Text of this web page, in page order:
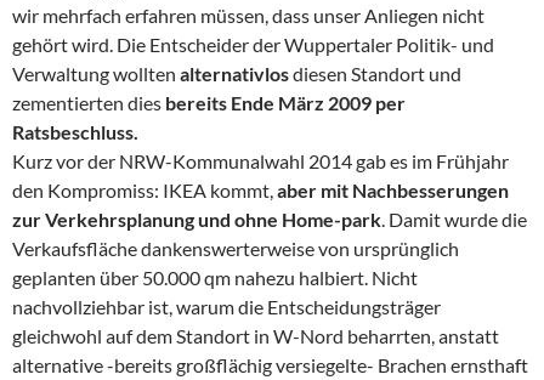
wir mehrfach erfahren müssen, dass unser Anliegen nicht
gehört wird. Die Entscheider der Wuppertaler Politik- und
Verwaltung wollten alternativlosdiesen Standort und
zementierten dies bereits Ende März 2009 per
Ratsbeschluss.
Kurz vor der NRW-Kommunalwahl 2014 gab es im Frühjahr
den Kompromiss: IKEA kommt,aber mit Nachbesserungen
zur Verkehrsplanung und ohne Home-park. Damit wurde die
Verkaufsfläche dankenswerterweise von ursprünglich
geplanten über 50.000 qm nahezu halbiert. Nicht
nachvollziehbar ist, warum die Entscheidungsträger
gleichwohl auf dem Standort in W-Nord beharrten, anstatt
alternative -bereits großflächig versiegelte- Brachen ernsthaft